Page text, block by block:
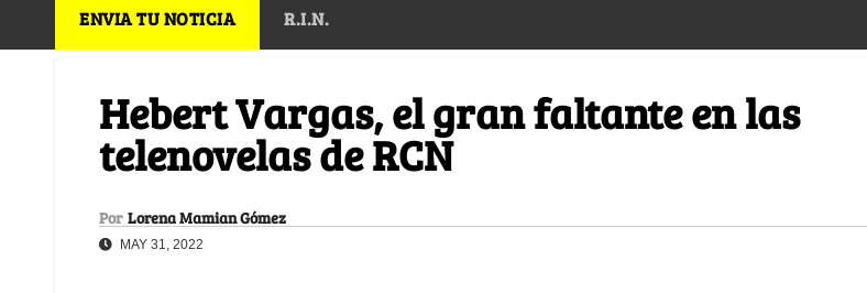
ENVIA TU NOTICIA R.I.N.
Hebert Vargas, el gran faltante en las
telenovelas de RCN
Por Lorena Mamian Gómez
MAY 31, 2022